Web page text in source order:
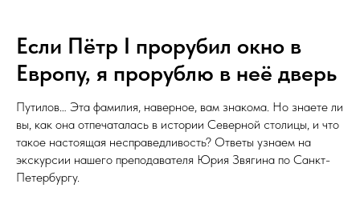
Если Пётр I прорубил окно в
Европу, я прорублю в неё дверь
Путилов… Эта фамилия, наверное, вам знакома. Но знаете ли
вы, как она отпечаталась в истории Северной столицы, и что
такое настоящая несправедливость? Ответы узнаем на
экскурсии нашего преподавателя Юрия Звягина по Санкт-
Петербургу.